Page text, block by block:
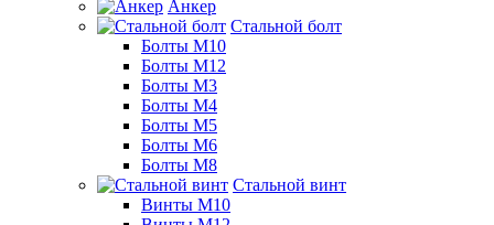
Анкер
Стальной болт
Болты М10
Болты М12
Болты М3
Болты М4
Болты М5
Болты М6
Болты М8
Стальной винт
Винты М10